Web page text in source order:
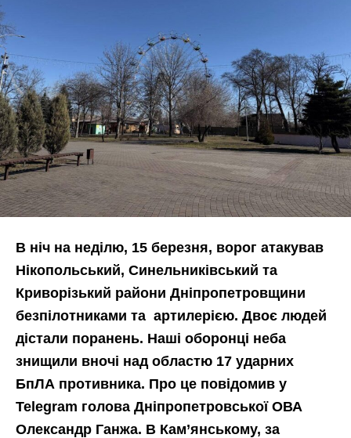
В ніч на неділю, 15 березня, ворог атакував
Нікопольський, Синельниківський та
Криворізький райони Дніпропетровщини
безпілотниками та артилерією. Двоє людей
дістали поранень. Наші оборонці неба
знищили вночі над областю 17 ударних
БпЛА противника. Про це повідомив у
Telegram голова Дніпропетровської ОВА
Олександр Ганжа. В Кам’янському, за